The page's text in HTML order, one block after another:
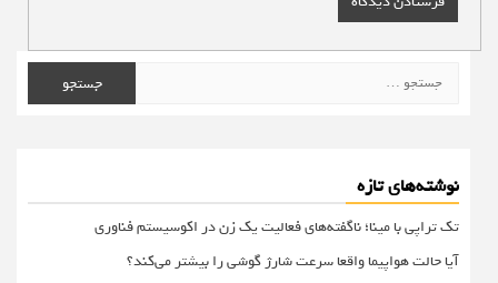
برای:
نوشته‌های تازه
تک تراپی با مینا؛ ناگفته‌های فعالیت یک زن در اکوسیستم فناوری
آیا حالت هواپیما واقعا سرعت شارژ گوشی را بیشتر می‌کند؟